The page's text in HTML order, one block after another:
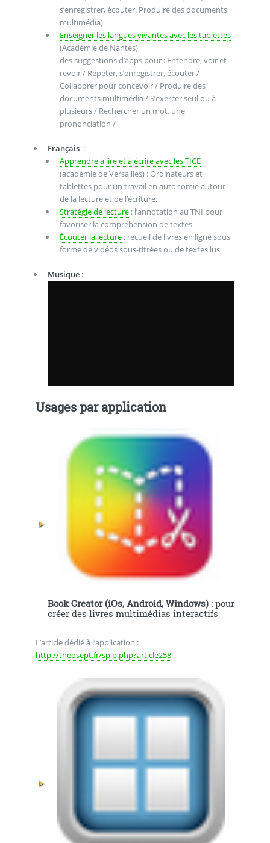
s’enregistrer, écouter. Produire des documents
multimédia)
Enseigner les langues vivantes avec les tablettes
(Académie de Nantes)
des suggestions d’apps pour : Entendre, voir et
revoir / Répéter, s’enregistrer, écouter /
Collaborer pour concevoir / Produire des
documents multimédia / S’exercer seul ou à
plusieurs / Rechercher un mot, une
prononciation /
Français :
Apprendre à lire et à écrire avec les TICE
(académie de Versailles) : Ordinateurs et
tablettes pour un travail en autonomie autour
de la lecture et de l’écriture.
Stratégie de lecture: l’annotation au TNI pour
favoriser la compréhension de textes
Écouter la lecture: recueil de livres en ligne sous
forme de vidéos sous-titrées ou de textes lus
Musique:
Usages par application
Book Creator (iOs, Android, Windows): pour
créer des livres multimédias interactifs
L’article dédié à l’application :
http://theosept.fr/spip.php?article258